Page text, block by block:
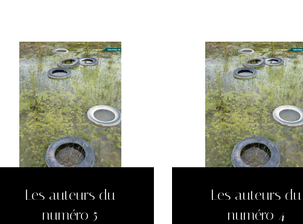
Les auteurs du
numéro 5
Les auteurs du
numéro 4